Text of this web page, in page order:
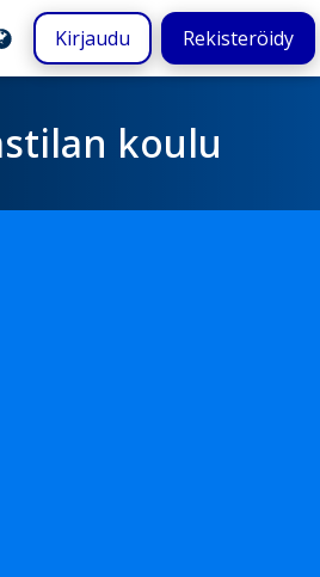
Kirjaudu Rekisteröidy
koulu